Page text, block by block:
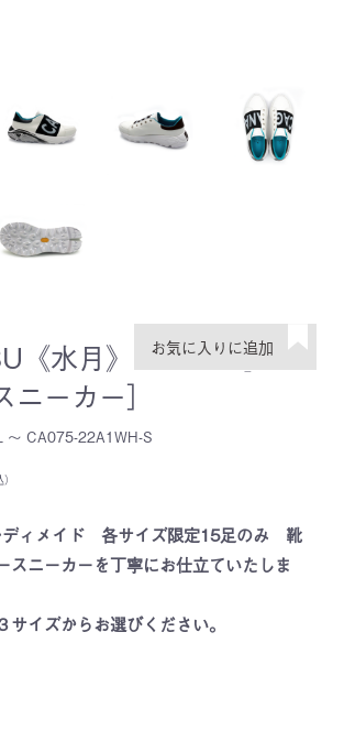
《水月》 White ［レデ
ーカー］
～ CA075-22A1WH-S
ディメイド 各サイズ限定15足のみ 靴
スニーカーを丁寧にお仕立ていたしま
サイズからお選びください。